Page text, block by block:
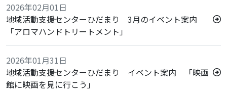
2026年02月01日
地域活動支援センターひだまり 3月のイベント案内
「アロマハンドトリートメント」
2026年01月31日
地域活動支援センターひだまり イベント案内 「映画
館に映画を見に行こう」